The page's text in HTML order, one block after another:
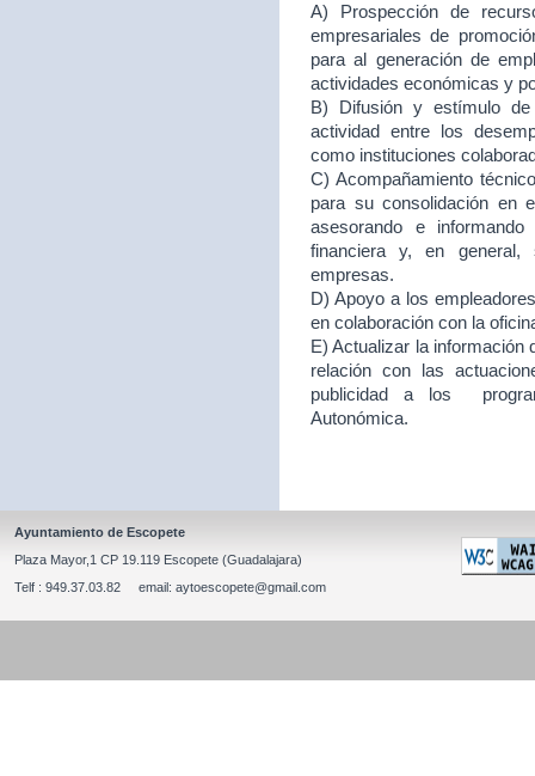
A) Prospección de
empresariales de
para al generación de
actividades económicas y
B) Difusión y estímulo de
actividad entre los
como instituciones
C) Acompañamiento
para su consolidación en
asesorando e
financiera y, en
empresas.
D) Apoyo a los
en colaboración con la
E) Actualizar la información
relación con las
publicidad a los
Autonómica.
Ayuntamiento de Escopete
Plaza Mayor,1 CP 19.119 Escopete (Guadalajara)
Telf : 949.37.03.82 email: aytoescopete@gmail.com